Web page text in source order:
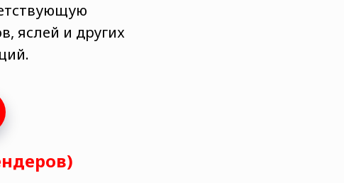
яслей и других